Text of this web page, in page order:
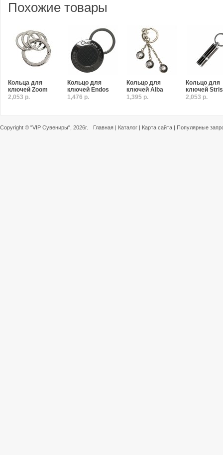
Похожие товары
Кольца для
ключей Zoom
2,053 р.
Кольцо для
ключей Endos
1,476 р.
Кольцо для
ключей Alba
1,395 р.
Кольцо для
ключей
2,053 р.
Copyright © "VIP Сувениры" , 2026г. Главная | Каталог | Карта сайта | Популярные